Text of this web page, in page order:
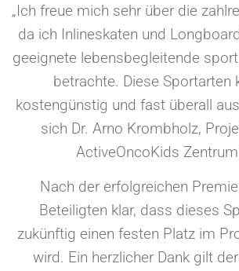
„Ich freue mich sehr über die
da ich Inlineskaten und
geeignete lebensbegleitende
betrachte. Diese Sportarten
kostengünstig und fast überall
sich Dr. Arno Krombholz,
ActiveOncoKids Zentrum
Nach der erfolgreichen
Beteiligten klar, dass dieses
zukünftig einen festen Platz im
wird. Ein herzlicher Dank gilt